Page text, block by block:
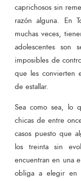
caprichosos sin
razón alguna. En
muchas veces,
adolescentes son
imposibles de
que les convierten
de estallar.
Sea como sea, lo
chicas de entre
casos puesto que
los treinta sin
encuentran en una
obliga a elegir en